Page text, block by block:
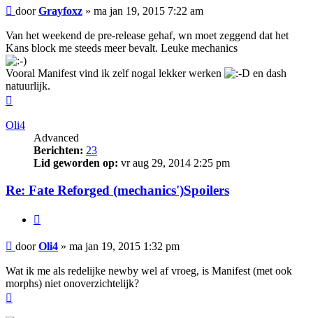
Bericht
doorGrayfoxz » ma jan 19, 2015 7:22 am
Van het weekend de pre-release gehaf, wn moet zeggend dat het
Kans block me steeds meer bevalt. Leuke mechanics
Vooral Manifest vind ik zelf nogal lekker werken
en dash
natuurlijk.
Oli4
Advanced
Berichten: 23
Lid geworden op: vr aug 29, 2014 2:25 pm
Re: Fate Reforged (mechanics')Spoilers
Bericht
doorOli4 » ma jan 19, 2015 1:32 pm
Wat ik me als redelijke newby wel af vroeg, is Manifest (met ook
morphs) niet onoverzichtelijk?